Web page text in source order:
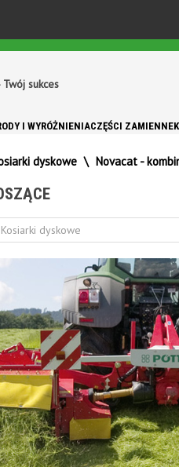
sukces
I WYRÓŻNIENIACZĘŚCI ZAMIENNE
dyskowe \ Novacat -
Kosiarki dyskowe